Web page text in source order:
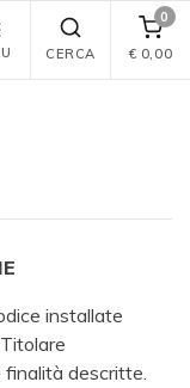
CERCA
0
€ 0,00
installate
finalità descritte.